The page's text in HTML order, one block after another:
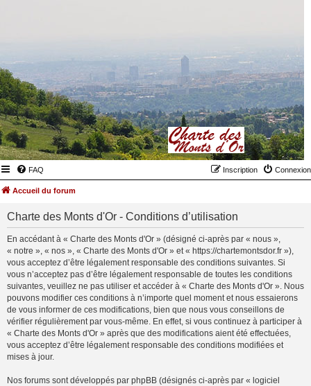
FAQ Connexion
Inscription
Accueil du forum
Charte des Monts d'Or - Conditions d’utilisation
En accédant à « Charte des Monts d'Or » (désigné ci-après par « nous »,
« notre », « nos », « Charte des Monts d'Or » et « https://chartemontsdor.fr »),
vous acceptez d’être légalement responsable des conditions suivantes. Si
vous n’acceptez pas d’être légalement responsable de toutes les conditions
suivantes, veuillez ne pas utiliser et accéder à « Charte des Monts d'Or ». Nous
pouvons modifier ces conditions à n’importe quel moment et nous essaierons
de vous informer de ces modifications, bien que nous vous conseillons de
vérifier régulièrement par vous-même. En effet, si vous continuez à participer à
« Charte des Monts d'Or » après que des modifications aient été effectuées,
vous acceptez d’être légalement responsable des conditions modifiées et
mises à jour.
Nos forums sont développés par phpBB (désignés ci-après par « logiciel